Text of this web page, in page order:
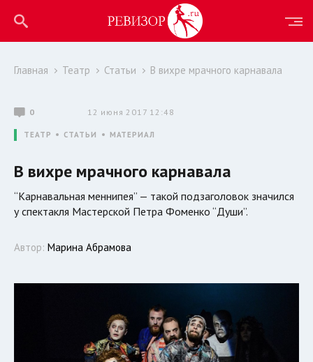
Главная Театр Статьи В вихре мрачного карнавала
0 12 июня 2017 12:48
ТЕАТР СТАТЬИ МАТЕРИАЛ
В вихре мрачного карнавала
“Карнавальная меннипея” — такой подзаголовок значился
у спектакля Мастерской Петра Фоменко “Души”.
Автор: Марина Абрамова